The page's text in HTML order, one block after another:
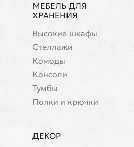
МЕБЕЛЬ ДЛЯ
ХРАНЕНИЯ
Высокие шкафы
Стеллажи
Комоды
Консоли
Тумбы
Полки и крючки
ДЕКОР